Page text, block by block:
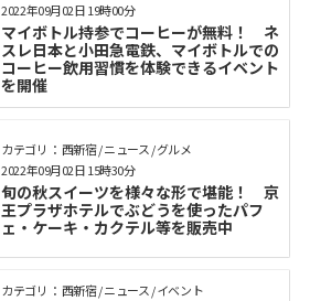
マイボトル持参でコーヒーが無料！ ネ
スレ日本と小田急電鉄、マイボトルでの
コーヒー飲用習慣を体験できるイベント
を開催
2022年09月02日 19時00分
カテゴリ： 西新宿 / ニュース / グルメ
旬の秋スイーツを様々な形で堪能！ 京
王プラザホテルでぶどうを使ったパフ
ェ・ケーキ・カクテル等を販売中
2022年09月02日 15時30分
カテゴリ： 西新宿 / ニュース / イベント